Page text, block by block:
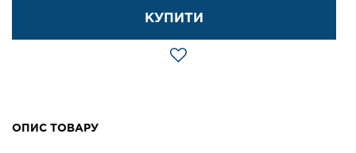
КУПИТИ
ОПИС ТОВАРУ